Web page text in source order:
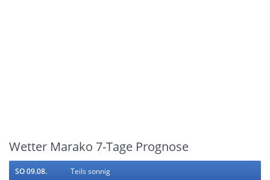
Wetter Marako 7-Tage Prognose
SO 09.08. Teils sonnig